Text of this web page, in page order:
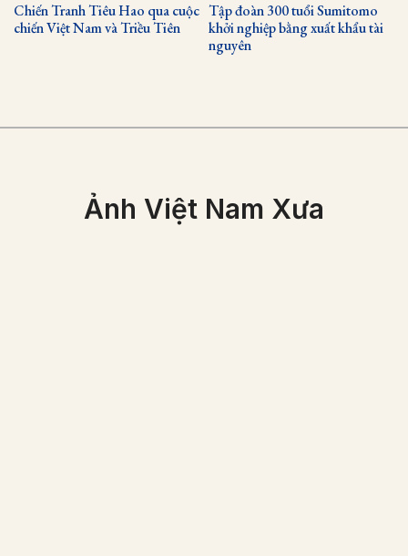
Chiến Tranh Tiêu Hao qua cuộc
chiến Việt Nam và Triều Tiên
Tập đoàn 300 tuổi Sumitomo
khởi nghiệp bằng xuất khẩu tài
nguyên
Ảnh Việt Nam Xưa